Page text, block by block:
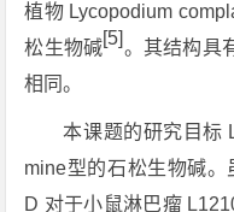
植物 Lycopodium
松生物碱[5]。其结构具
相同。
本课题的研究目标
mine型的石松生物碱
D 对于小鼠淋巴瘤